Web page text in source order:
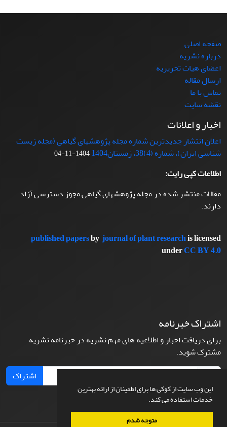
این وب سایت از کوکی ها برای اطمینان از ارائه بهترین
خدمات استفاده می کند.
متوجه شدم
صفحه اصلی
درباره نشریه
اعضای هیات تحریریه
ارسال مقاله
تماس با ما
نقشه سایت
اخبار و اعلانات
اعلان انتشار جدیدترین شماره مجله پژوهشهای گیاهی (مجله زیست
شناسی ایران)، شماره (4)38، زمستان1404
1404-11-04
اطلاعات کپی رایت:
مقالات منتشر شده در مجله پژوهشهای گیاهی مجوز دسترسی آزاد
دارند.
published papersbyjournal of plant researchis licensed
underCC BY 4.0
اشتراک خبرنامه
برای دریافت اخبار و اطلاعیه های مهم نشریه در خبرنامه نشریه
مشترک شوید.
اشتراک